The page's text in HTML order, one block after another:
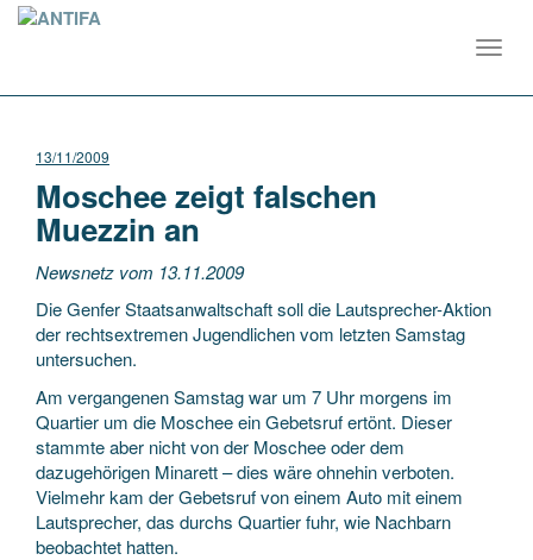
13/11/2009
Moschee zeigt falschen
Muezzin an
Newsnetz vom 13.11.2009
Die Genfer Staatsanwaltschaft soll die Lautsprecher-Aktion
der rechtsextremen Jugendlichen vom letzten Samstag
untersuchen.
Am vergangenen Samstag war um 7 Uhr morgens im
Quartier um die Moschee ein Gebetsruf ertönt. Dieser
stammte aber nicht von der Moschee oder dem
dazugehörigen Minarett – dies wäre ohnehin verboten.
Vielmehr kam der Gebetsruf von einem Auto mit einem
Lautsprecher, das durchs Quartier fuhr, wie Nachbarn
beobachtet hatten.